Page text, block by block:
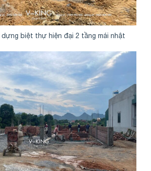
dựng biệt thự hiện đại 2 tầng mái nhật